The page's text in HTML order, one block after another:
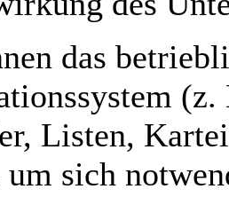
das
Listen,
um sich